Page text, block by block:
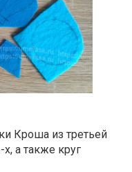
Кроша из третьей
а также круг